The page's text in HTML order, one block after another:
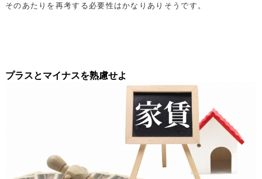
そのあたりを再考する必要性はかなりありそうです。
プラスとマイナスを熟慮せよ